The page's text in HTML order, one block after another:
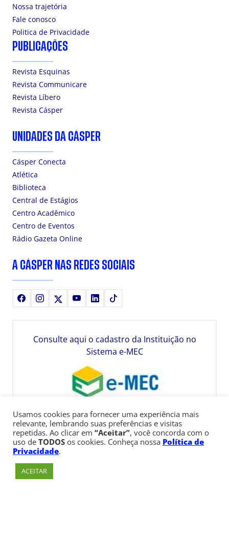
Nossa trajetória
Fale conosco
Politica de Privacidade
PUBLICAÇÕES
Revista Esquinas
Revista Communicare
Revista Líbero
Revista Cásper
UNIDADES DA CÁSPER
Cásper Conecta
Atlética
Biblioteca
Central de Estágios
Centro Acadêmico
Centro de Eventos
Rádio Gazeta Online
A CÁSPER NAS REDES SOCIAIS
FacebookInstagram YoutubeLinkedIn
Consulte aqui o cadastro da Instituição no
Sistema e-MEC
Usamos cookies para fornecer uma experiência mais
relevante, lembrando suas preferências e visitas
repetidas. Ao clicar em “Aceitar”, você concorda com o
uso de TODOS os cookies. Conheça nossa Política de
Privacidade.
ACEITAR